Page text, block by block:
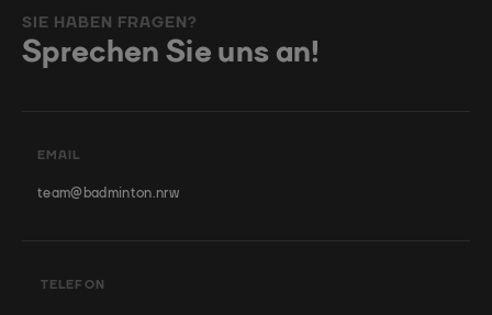
SIE HABEN FRAGEN?
Sprechen Sie uns an!
EMAIL
team@badminton.nrw
TELEFON